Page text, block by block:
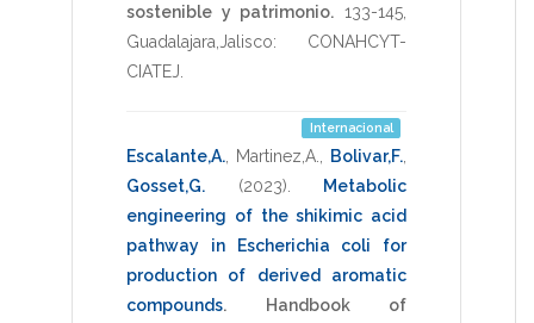
sostenible y patrimonio. 133-145
Guadalajara,Jalisco: CONAHCYT-
CIATEJ
Internacional
Escalante,A. Martinez,A. Bolivar,F.
Gosset,G.
(2023)
Metabolic
engineering of the shikimic acid
pathway in Escherichia coli for
production of derived aromatic
compounds.
Handbook of